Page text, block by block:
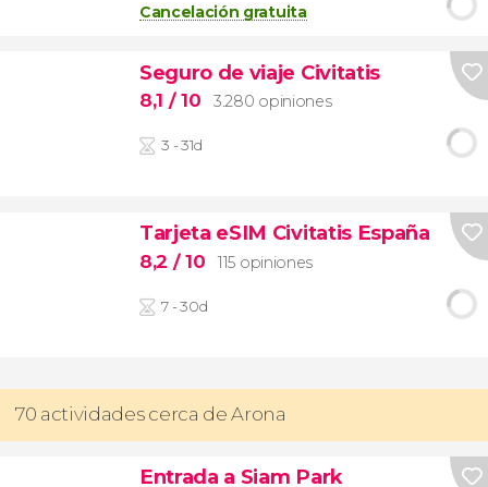
Cancelación gratuita
Seguro de viaje Civitatis
8,1 / 10 3.280 opiniones
3 - 31d
Tarjeta eSIM Civitatis España
8,2 / 10 115 opiniones
7 - 30d
70 actividades cerca de Arona
Entrada a Siam Park